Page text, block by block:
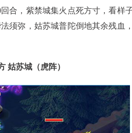
合，紫禁城集火点死方寸，看样
须弥，姑苏城普陀倒地其余残血，
姑苏城（虎阵）